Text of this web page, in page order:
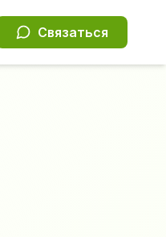
Связаться